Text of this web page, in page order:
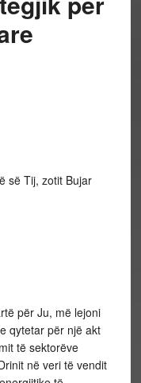
së Tij, zotit Bujar
për Ju, më lejoni
qytetar për një akt
të sektorëve
në veri të vendit